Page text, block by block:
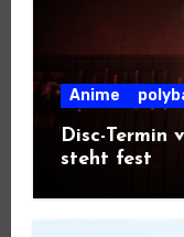
Anime
Disc-Termin
steht fest